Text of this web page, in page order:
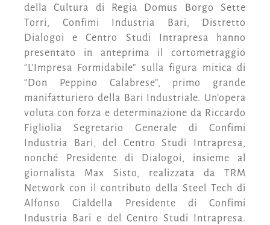
della Cultura di Regia Domus Borgo Sette
Torri, Confimi Industria Bari, Distretto
Dialogoi e Centro Studi Intrapresa hanno
presentato in anteprima il cortometraggio
“L’Impresa Formidabile” sulla figura mitica di
“Don Peppino Calabrese”, primo grande
manifatturiero della Bari Industriale. Un’opera
voluta con forza e determinazione da Riccardo
Figliolia Segretario Generale di Confimi
Industria Bari, del Centro Studi Intrapresa,
nonché Presidente di Dialogoi, insieme al
giornalista Max Sisto, realizzata da TRM
Network con il contributo della Steel Tech di
Alfonso Cialdella Presidente di Confimi
Industria Bari e del Centro Studi Intrapresa.